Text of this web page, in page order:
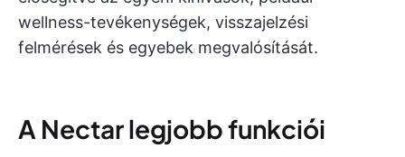
wellness-tevékenységek, visszajelzési
felmérések és egyebek megvalósítását.
A Nectar legjobb funkciói